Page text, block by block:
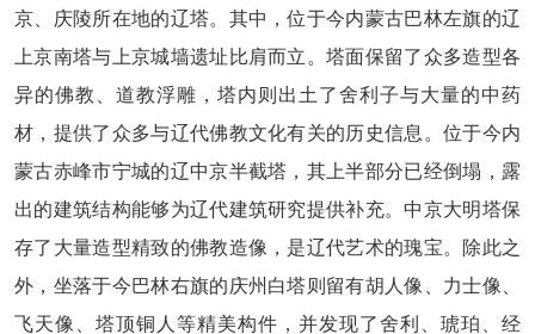
京、庆陵所在地的辽塔。其中，位于今内蒙古巴林左旗的辽
上京南塔与上京城墙遗址比肩而立。塔面保留了众多造型各
异的佛教、道教浮雕，塔内则出土了舍利子与大量的中药
材，提供了众多与辽代佛教文化有关的历史信息。位于今内
蒙古赤峰市宁城的辽中京半截塔，其上半部分已经倒塌，露
出的建筑结构能够为辽代建筑研究提供补充。中京大明塔保
存了大量造型精致的佛教造像，是辽代艺术的瑰宝。除此之
外，坐落于今巴林右旗的庆州白塔则留有胡人像、力士像、
飞天像、塔顶铜人等精美构件，并发现了舍利、琥珀、经